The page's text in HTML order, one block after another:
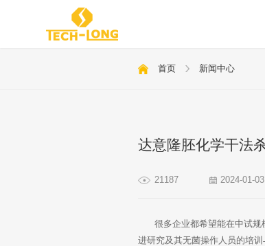
首页 新闻中心
达意隆胚化学干法
21187 2024-01-03
很多企业都希望能在中试规
进研究及其无菌操作人员的培训